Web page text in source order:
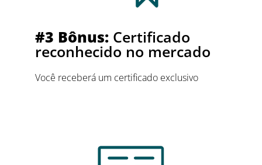
#3 Bônus: Certificado
reconhecido no mercado
Você receberá um certificado exclusivo